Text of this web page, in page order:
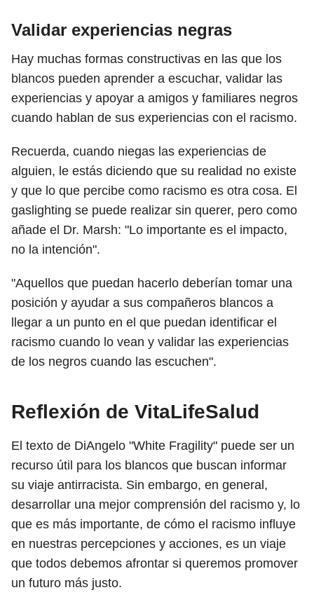
Validar experiencias negras
Hay muchas formas constructivas en las que los
blancos pueden aprender a escuchar, validar las
experiencias y apoyar a amigos y familiares negros
cuando hablan de sus experiencias con el racismo.
Recuerda, cuando niegas las experiencias de
alguien, le estás diciendo que su realidad no existe
y que lo que percibe como racismo es otra cosa. El
gaslighting se puede realizar sin querer, pero como
añade el Dr. Marsh: "Lo importante es el impacto,
no la intención".
"Aquellos que puedan hacerlo deberían tomar una
posición y ayudar a sus compañeros blancos a
llegar a un punto en el que puedan identificar el
racismo cuando lo vean y validar las experiencias
de los negros cuando las escuchen".
Reflexión de VitaLifeSalud
El texto de DiAngelo "White Fragility" puede ser un
recurso útil para los blancos que buscan informar
su viaje antirracista. Sin embargo, en general,
desarrollar una mejor comprensión del racismo y, lo
que es más importante, de cómo el racismo influye
en nuestras percepciones y acciones, es un viaje
que todos debemos afrontar si queremos promover
un futuro más justo.